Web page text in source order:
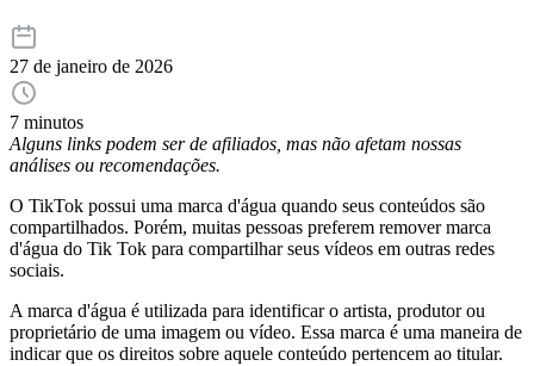
27 de janeiro de 2026
7 minutos
Alguns links podem ser de afiliados, mas não afetam nossas
análises ou recomendações.
O TikTok possui uma marca d'água quando seus conteúdos são
compartilhados. Porém, muitas pessoas preferem remover marca
d'água do Tik Tok para compartilhar seus vídeos em outras redes
sociais.
A marca d'água é utilizada para identificar o artista, produtor ou
proprietário de uma imagem ou vídeo. Essa marca é uma maneira de
indicar que os direitos sobre aquele conteúdo pertencem ao titular.